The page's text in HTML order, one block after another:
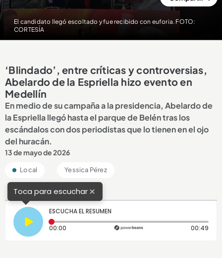
El candidato llegó escoltado y fue recibido con euforia. FOTO:
CORTESÍA
‘Blindado’, entre críticas y controversias,
Abelardo de la Espriella hizo evento en
Medellín
En medio de su campaña a la presidencia, Abelardo de
la Espriella llegó hasta el parque de Belén tras los
escándalos con dos periodistas que lo tienen en el ojo
del huracán.
13 de mayo de 2026
Local Yessica Pérez
Toca para escuchar×
ESCUCHA EL RESUMEN
00:00 Tiempo transcurrido: 0 segundos 00:49